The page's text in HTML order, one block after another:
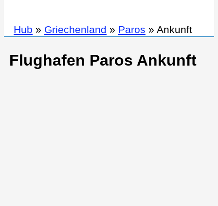
Hub » Griechenland » Paros » Ankunft
Flughafen Paros Ankunft